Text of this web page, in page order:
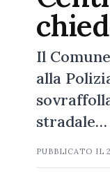
Il
alla
stradale…
PUBBLICATO IL